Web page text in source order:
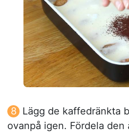
Lägg de kaffedränkta
ovanpå igen. Fördela den